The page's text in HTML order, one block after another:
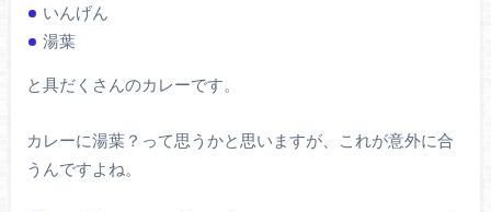
いんげん
湯葉
と具だくさんのカレーです。
カレーに湯葉？って思うかと思いますが、これが意外に合
うんですよね。